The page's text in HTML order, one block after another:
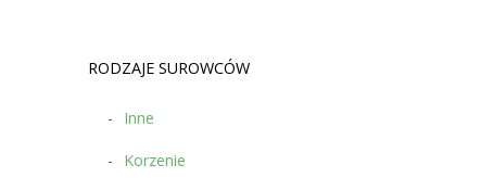
RODZAJE SUROWCÓW
Inne
Korzenie